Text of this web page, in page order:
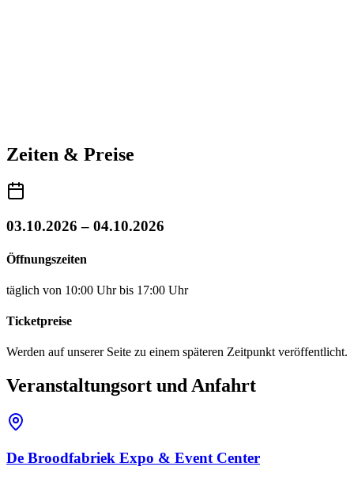
Zeiten & Preise
03.10.2026 – 04.10.2026
Öffnungszeiten
täglich von 10:00 Uhr bis 17:00 Uhr
Ticketpreise
Werden auf unserer Seite zu einem späteren Zeitpunkt veröffentlicht.
Veranstaltungsort und Anfahrt
De Broodfabriek Expo & Event Center